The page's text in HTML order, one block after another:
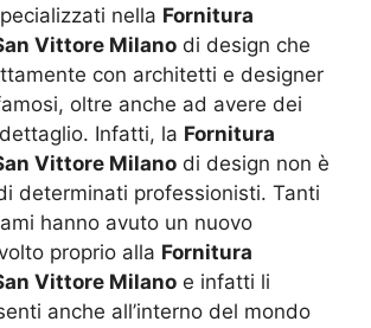
nella Fornitura
Vittore Milano di design che
con architetti e designer
oltre anche ad avere dei
Infatti, la Fornitura
Vittore Milano di design non è
determinati professionisti. Tanti
hanno avuto un nuovo
proprio alla Fornitura
Vittore Milano e infatti li
anche all’interno del mondo